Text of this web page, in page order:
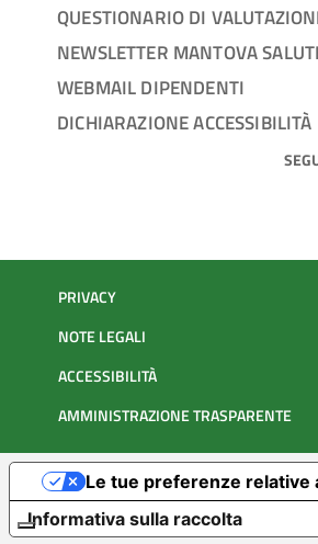
QUESTIONARIO DI
NEWSLETTER MANTOVA
WEBMAIL DIPENDENTI
DICHIARAZIONE ACCESSIBILITÀ
PRIVACY
NOTE LEGALI
ACCESSIBILITÀ
AMMINISTRAZIONE TRASPARENTE
Informativa sulla raccolta
Le tue preferenze relative